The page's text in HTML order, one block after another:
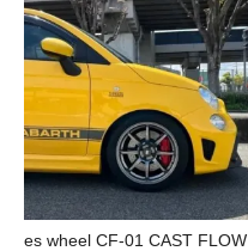
es wheel CF-01 CAST FLOW